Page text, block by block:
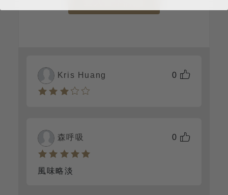
0
Kris Huang
0
森呼吸
風味略淡